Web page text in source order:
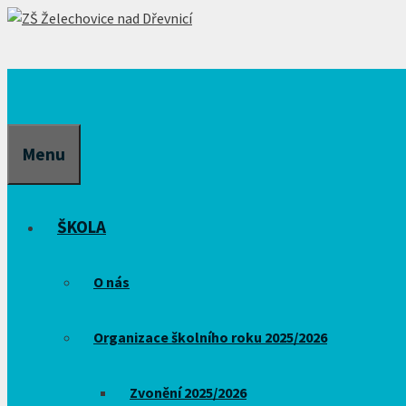
Přeskočit
Menu
ŠKOLA
O nás
Organizace školního roku 2025/2026
Zvonění 2025/2026